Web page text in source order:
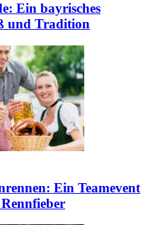
Ein bayrisches
und Tradition
Ein Teamevent